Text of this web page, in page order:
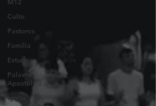
M12
Culto
Pastores
Família
Estudos
Palavra
Apostólica
Igreja